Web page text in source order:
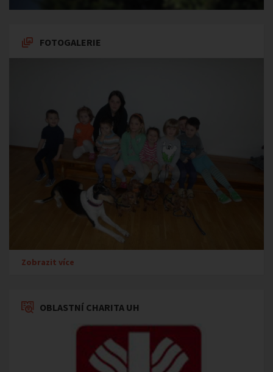
FOTOGALERIE
Zobrazit více
OBLASTNÍ CHARITA UH